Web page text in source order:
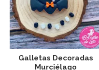
Galletas Decoradas
Murciélago